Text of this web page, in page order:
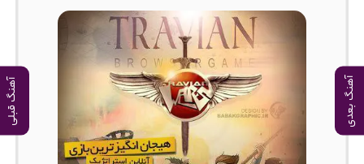
آهنگ بعدی آهنگ قبلی